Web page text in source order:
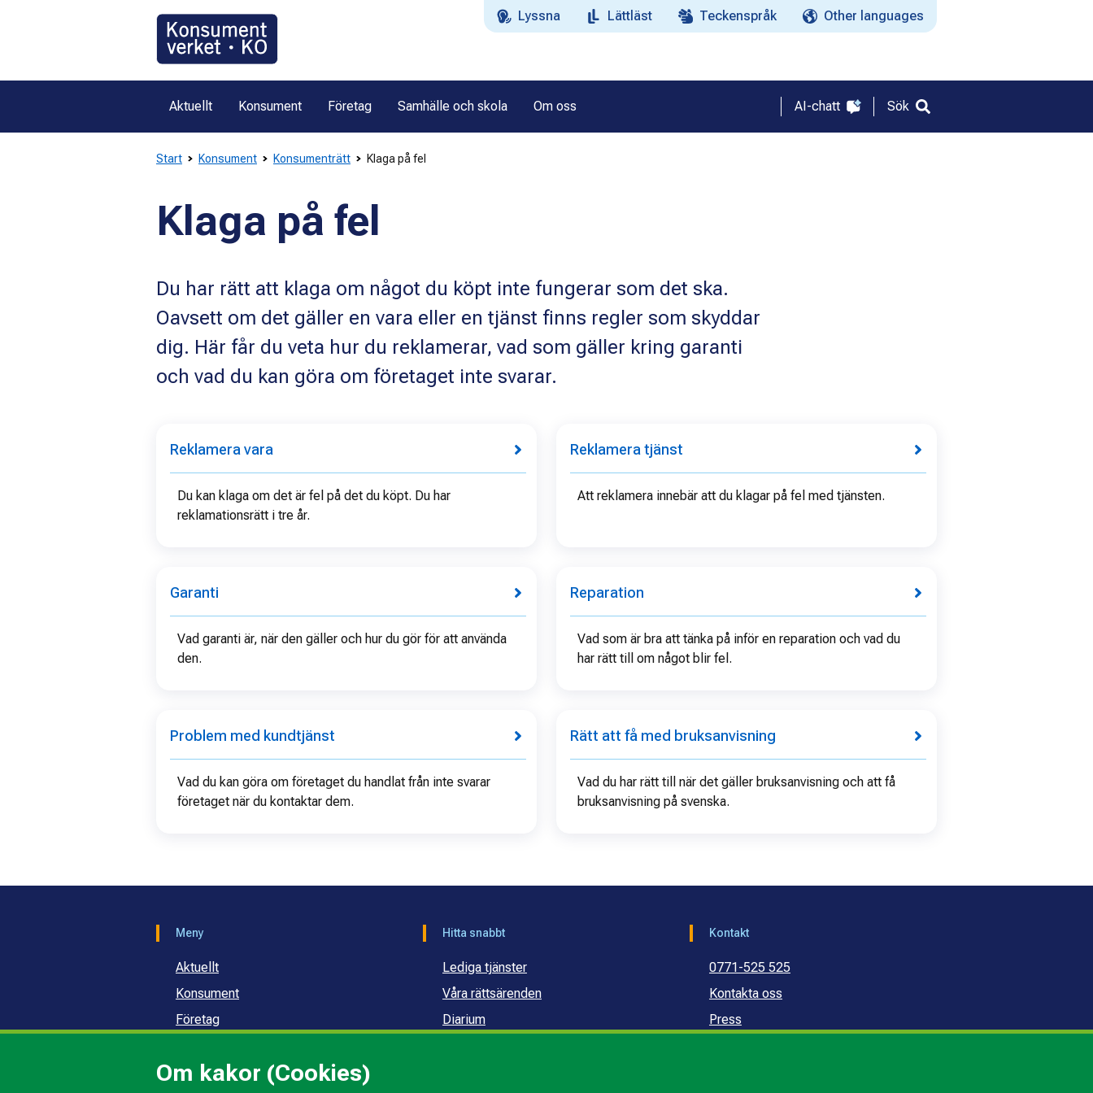
Om kakor (Cookies)
Lyssna Lättläst Teckenspråk Other languages
Aktuellt Konsument Företag Samhälle och skola Om oss AI-chatt Sök
Start Konsument Konsumenträtt Klaga på fel
Klaga på fel
Du har rätt att klaga om något du köpt inte fungerar som det ska.
Oavsett om det gäller en vara eller en tjänst finns regler som skyddar
dig. Här får du veta hur du reklamerar, vad som gäller kring garanti
och vad du kan göra om företaget inte svarar.
Reklamera vara
Du kan klaga om det är fel på det du köpt. Du har
reklamationsrätt i tre år.
Reklamera tjänst
Att reklamera innebär att du klagar på fel med tjänsten.
Garanti
Vad garanti är, när den gäller och hur du gör för att använda
den.
Reparation
Vad som är bra att tänka på inför en reparation och vad du
har rätt till om något blir fel.
Problem med kundtjänst
Vad du kan göra om företaget du handlat från inte svarar
företaget när du kontaktar dem.
Rätt att få med bruksanvisning
Vad du har rätt till när det gäller bruksanvisning och att få
bruksanvisning på svenska.
Meny
Aktuellt
Konsument
Företag
Om oss
Hitta snabbt
Lediga tjänster
Våra rättsärenden
Diarium
Kontakt
0771-525 525
Kontakta oss
Press